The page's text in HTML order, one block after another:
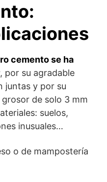
cemento se ha
, por su agradable
juntas y por su
de solo 3 mm
suelos,
inusuales…
o de mampostería